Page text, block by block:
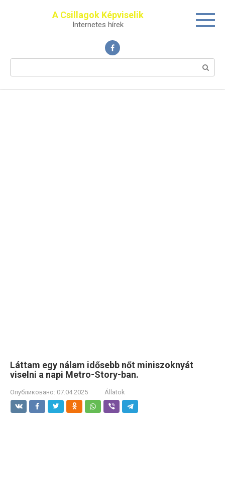
A Csillagok Képviselik
Internetes hírek
Поиск:
Láttam egy nálam idősebb nőt miniszoknyát
viselni a napi Metro-Story-ban.
Опубликовано: 07.04.2025 Állatok